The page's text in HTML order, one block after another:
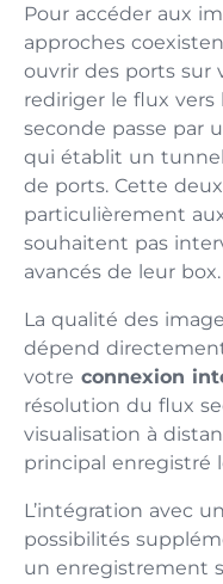
Pour accéder aux
approches
ouvrir des ports sur
rediriger le flux vers
seconde passe par
qui établit un
de ports. Cette
particulièrement
souhaitent pas
avancés de leur box.
La qualité des
dépend
votre connexion
résolution du flux
visualisation à
principal enregistré
L’intégration avec
possibilités
un enregistrement